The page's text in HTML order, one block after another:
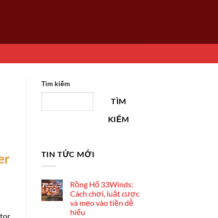
Tìm kiếm
TÌM
KIẾM
TIN TỨC MỚI
Rồng Hổ 33Winds:
Cách chơi, luật cược
và mẹo vào tiền dễ
hiểu